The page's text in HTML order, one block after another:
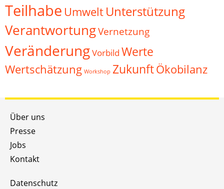
Teilhabe Umwelt Unterstützung
VerantwortungVernetzung
VeränderungVorbild Werte
Wertschätzung Workshop ZukunftÖkobilanz
Über uns
Presse
Jobs
Kontakt
Datenschutz